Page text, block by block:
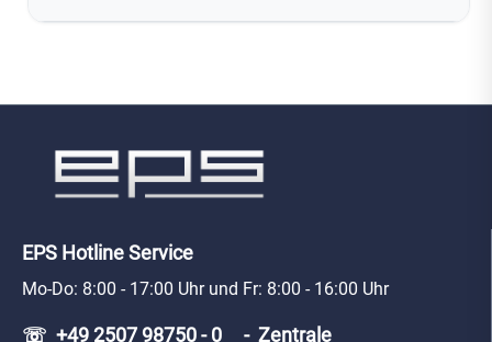
EPS Hotline Service
Mo-Do: 8:00 - 17:00 Uhr und Fr: 8:00 - 16:00 Uhr
☏ +49 2507 98750 - 0 - Zentrale